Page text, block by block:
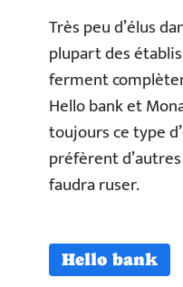
Très peu d’élus
plupart des
ferment
Hello bank et
toujours ce type
préfèrent
faudra ruser.
Hello bank